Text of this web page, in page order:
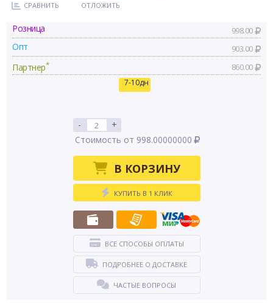
СРАВНИТЬ ОТЛОЖИТЬ
Розница 998.00
Опт 903.00
Партнер* 860.00
7-10дн
-
+
Стоимость от 998.00000000
В КОРЗИНУ
КУПИТЬ В 1 КЛИК
ВСЕ СПОСОБЫ ОПЛАТЫ
ПОДРОБНЕЕ О ДОСТАВКЕ
ЧАСТЫЕ ВОПРОСЫ